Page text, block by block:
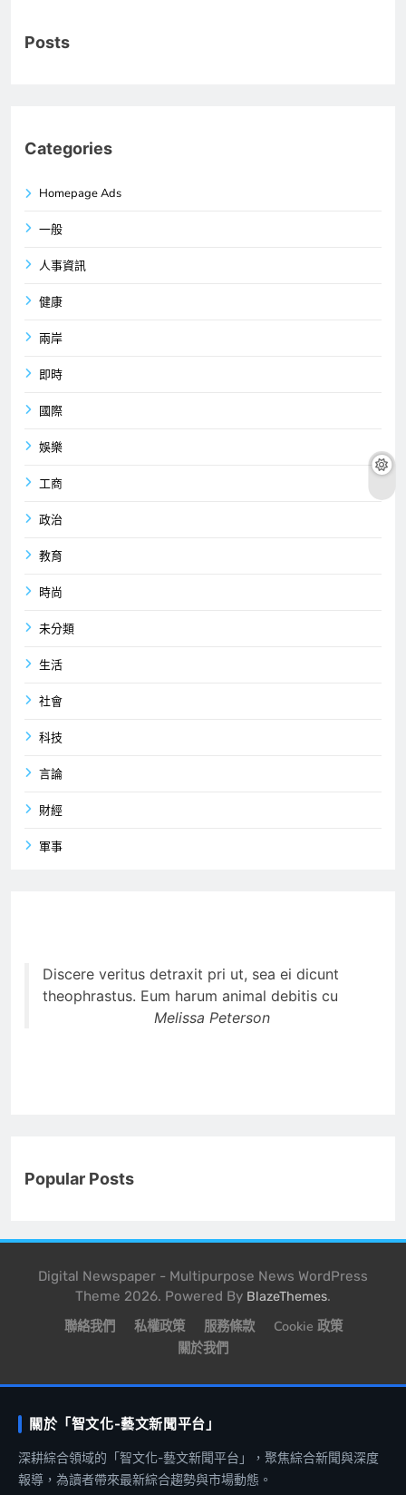
Posts
Categories
Homepage Ads
一般
人事資訊
健康
兩岸
即時
國際
娛樂
工商
政治
教育
時尚
未分類
生活
社會
科技
言論
財經
軍事
Discere veritus detraxit pri ut, sea ei dicunt
theophrastus. Eum harum animal debitis cu
Melissa Peterson
Popular Posts
Digital Newspaper - Multipurpose News WordPress
Theme 2026. Powered By BlazeThemes.
聯絡我們 私權政策 服務條款
Cookie 政策
關於我們
關於「智文化-藝文新聞平台」
深耕綜合領域的「智文化-藝文新聞平台」，聚焦綜合新聞與深度
報導，為讀者帶來最新綜合趨勢與市場動態。